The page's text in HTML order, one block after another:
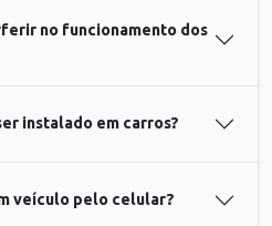
no funcionamento dos
instalado em carros?
veículo pelo celular?